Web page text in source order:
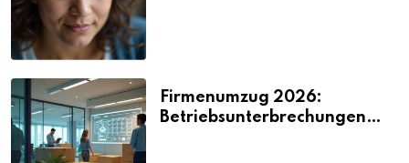
Firmenumzug 2026:
Betriebsunterbrechungen